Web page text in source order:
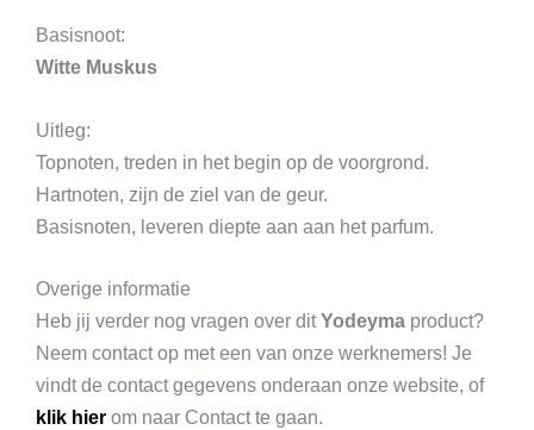
Basisnoot:
Witte Muskus
Uitleg:
Topnoten, treden in het begin op de voorgrond.
Hartnoten, zijn de ziel van de geur.
Basisnoten, leveren diepte aan aan het parfum.
Overige informatie
Heb jij verder nog vragen over ditYodeyma product?
Neem contact op met een van onze werknemers! Je
vindt de contact gegevens onderaan onze website, of
klik hier om naar Contact te gaan.